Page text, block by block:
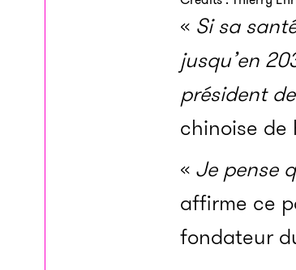
«Si sa
jusqu’en
président
chinoise de
«Je pense
affirme ce
fondateur